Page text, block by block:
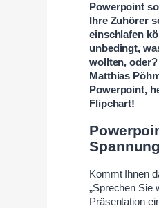
Powerpoint
Ihre Zuhörer
einschlafen
unbedingt,
wollten,
Matthias
Powerpoint,
Flipchart!
Spannung
Kommt Ihnen
„Sprechen Sie
Präsentation